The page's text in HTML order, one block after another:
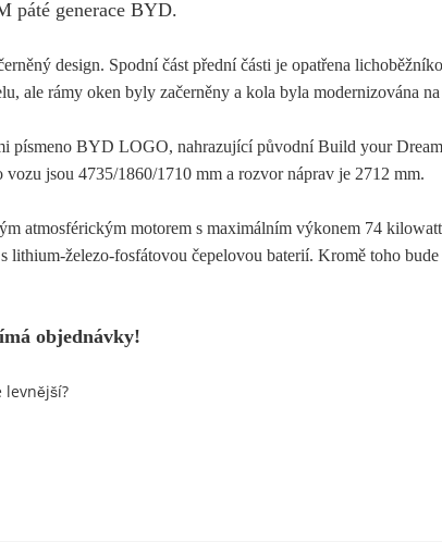
páté generace BYD.
design. Spodní část přední části je opatřena
ale rámy oken byly začerněny a kola byla modernizována
písmeno BYD LOGO, nahrazující původní Build your
jsou 4735/1860/1710 mm a rozvor náprav je 2712 mm.
atmosférickým motorem s maximálním výkonem 74
železo-fosfátovou čepelovou baterií. Kromě toho bude
objednávky!
levnější?